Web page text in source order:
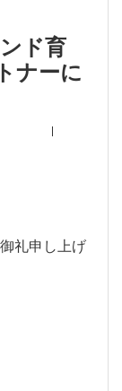
ド育
ナーに
礼申し上げ